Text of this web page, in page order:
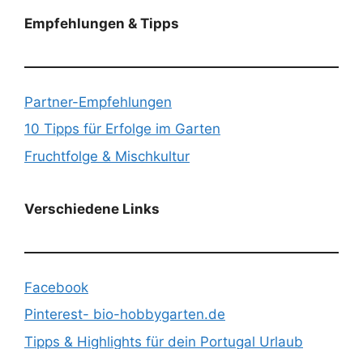
Empfehlungen & Tipps
Partner-Empfehlungen
10 Tipps für Erfolge im Garten
Fruchtfolge & Mischkultur
Verschiedene Links
Facebook
Pinterest- bio-hobbygarten.de
Tipps & Highlights für dein Portugal Urlaub